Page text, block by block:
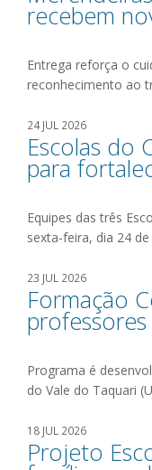
recebem
Entrega reforça o
reconhecimento ao
24 JUL 2026
Escolas do
para
Equipes das três
sexta-feira, dia 24
23 JUL 2026
Formação
Programa é
do Vale do Taquari
18 JUL 2026
Projeto